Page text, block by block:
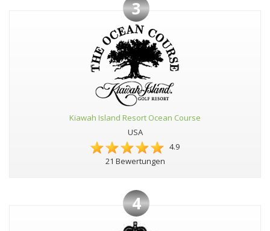
3
Kiawah Island Resort Ocean Course
USA
4.9
21 Bewertungen
4